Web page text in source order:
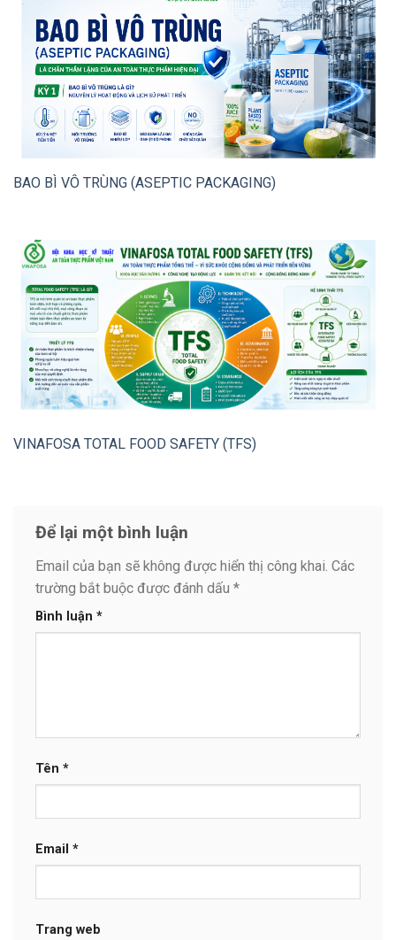
BAO BÌ VÔ TRÙNG (ASEPTIC PACKAGING)
VINAFOSA TOTAL FOOD SAFETY (TFS)
Để lại một bình luận
Email của bạn sẽ không được hiển thị công khai. Các
trường bắt buộc được đánh dấu *
Bình luận *
Tên *
Email *
Trang web